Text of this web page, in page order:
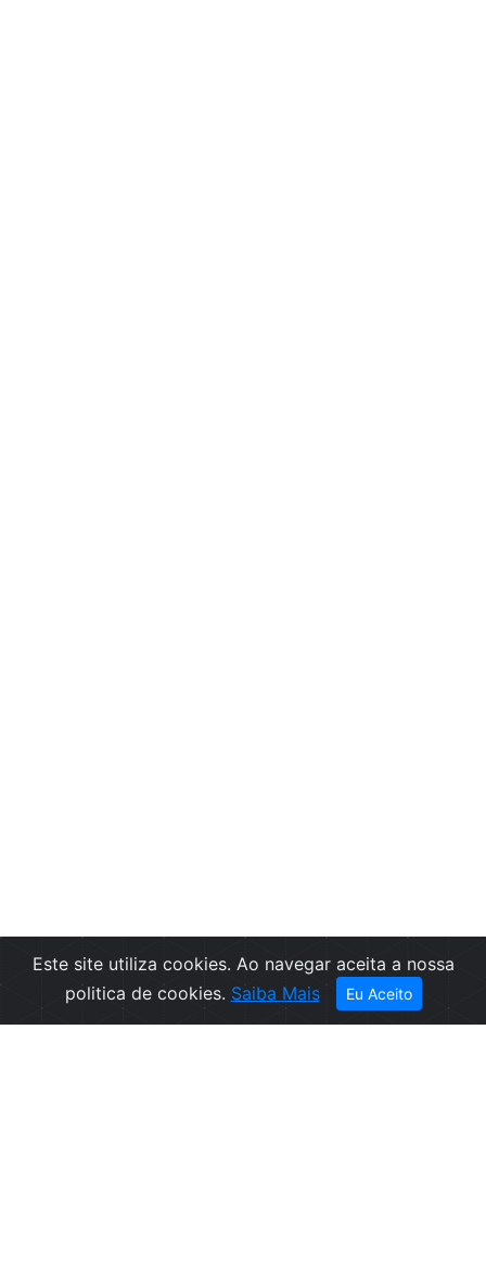
Filtros
Este site utiliza cookies. Ao navegar aceita a nossa
politica de cookies. Saiba Mais Eu Aceito